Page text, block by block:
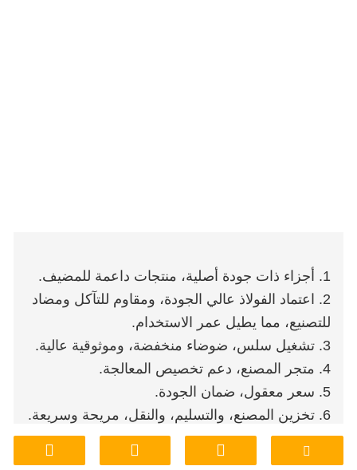
1. أجزاء ذات جودة أصلية، منتجات داعمة للمضيف.
2. اعتماد الفولاذ عالي الجودة، ومقاوم للتآكل ومضاد
للتصنيع، مما يطيل عمر الاستخدام.
3. تشغيل سلس، ضوضاء منخفضة، وموثوقية عالية.
4. متجر المصنع، دعم تخصيص المعالجة.
5. سعر معقول، ضمان الجودة.
6. تخزين المصنع، والتسليم، والنقل، مريحة وسريعة.